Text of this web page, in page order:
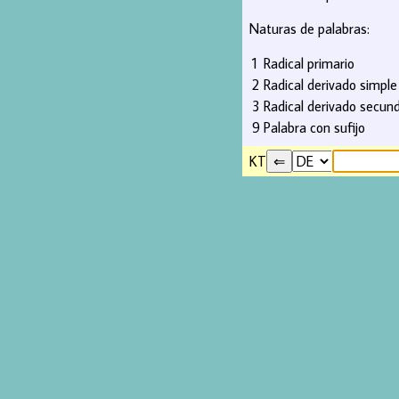
Naturas de palabras:
1 Radical primario
2 Radical derivado simple
3 Radical derivado
9 Palabra con sufijo
KT